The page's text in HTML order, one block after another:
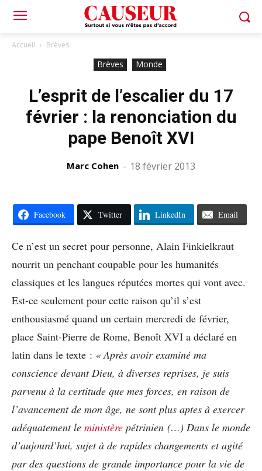
Accueil Brèves
Brèves Monde
L’esprit de l’escalier du 17
février : la renonciation du
pape Benoît XVI
Marc Cohen - 18 février 2013
Facebook Twitter LinkedIn Email
Ce n’est un secret pour personne, Alain Finkielkraut
nourrit un penchant coupable pour les humanités
classiques et les langues réputées mortes qui vont avec.
Est-ce seulement pour cette raison qu’il s’est
enthousiasmé quand un certain mercredi de février,
place Saint-Pierre de Rome, Benoît XVI a déclaré en
latin dans le texte : «Après avoir examiné ma
conscience devant Dieu, à diverses reprises, je suis
parvenu à la certitude que mes forces, en raison de
l’avancement de mon âge, ne sont plus aptes à exercer
adéquatement le ministère pétrinien (…) Dans le monde
d’aujourd’hui, sujet à de rapides changements et agité
par des questions de grande importance pour la vie de